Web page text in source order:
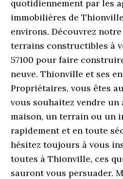
quotidiennement par les
immobilières de Thionville
environs. Découvrez
terrains constructibles à
57100 pour faire
neuve. Thionville et ses
Propriétaires, vous êtes
vous souhaitez vendre un
maison, un terrain ou un
rapidement et en toute
hésitez toujours à vous
toutes à Thionville, ces
sauront vous persuader.